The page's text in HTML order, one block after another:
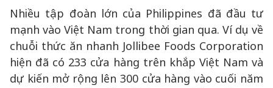
Nhiều tập đoàn lớn của Philippines đã đầu tư
mạnh vào Việt Nam trong thời gian qua. Ví dụ về
chuỗi thức ăn nhanh Jollibee Foods Corporation
hiện đã có 233 cửa hàng trên khắp Việt Nam và
dự kiến mở rộng lên 300 cửa hàng vào cuối năm